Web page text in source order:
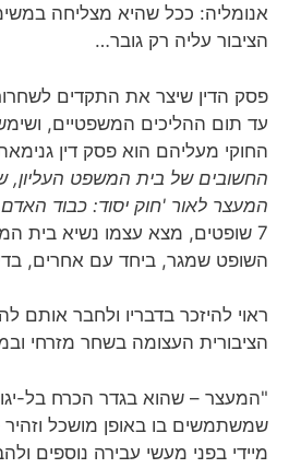
אנומליה: ככל שהיא מצליחה
הציבור עליה רק גובר…
פסק הדין שיצר את התקדים
עד תום ההליכים המשפטיים,
החוקי מעליהם הוא פסק דין
החשובים של בית המשפט העליון,
המעצר לאור 'חוק יסוד: כבוד האדם
7 שופטים, מצא עצמו נשיא בית
השופט שמגר, ביחד עם אחרים,
ראוי להיזכר בדבריו ולחבר אותם
הציבורית העצומה בשחר מזרחי
"המעצר – שהוא בגדר הכרח בל-
שמשתמשים בו באופן מושכל
מיידי בפני מעשי עבירה נוספים